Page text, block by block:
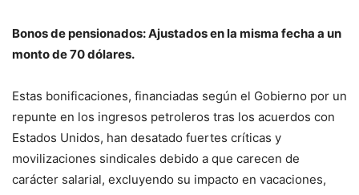
Bonos de pensionados: Ajustados en la misma fecha a un
monto de 70 dólares.
Estas bonificaciones, financiadas según el Gobierno por un
repunte en los ingresos petroleros tras los acuerdos con
Estados Unidos, han desatado fuertes críticas y
movilizaciones sindicales debido a que carecen de
carácter salarial, excluyendo su impacto en vacaciones,